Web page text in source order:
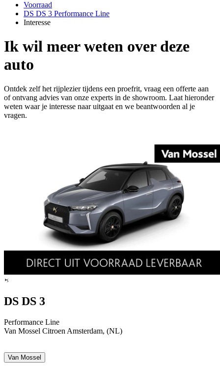
Voorraad
DS DS 3 Performance Line
Interesse
Ik wil meer weten over deze
auto
Ontdek zelf het rijplezier tijdens een proefrit, vraag een offerte aan
of ontvang advies van onze experts in de showroom. Laat hieronder
weten waar je interesse naar uitgaat en we beantwoorden al je
vragen.
DS DS 3
Performance Line
Van Mossel Citroen Amsterdam, (NL)
Van Mossel